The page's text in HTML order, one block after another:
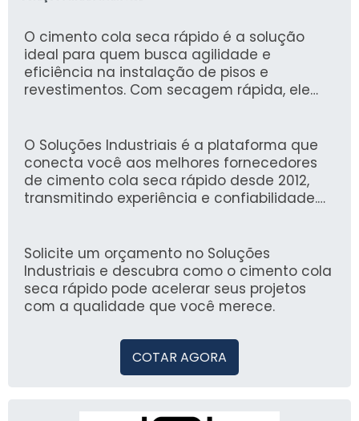
O cimento cola seca rápido é a solução
ideal para quem busca agilidade e
eficiência na instalação de pisos e
revestimentos. Com secagem rápida, ele
de espera.
O Soluções Industriais é a plataforma que
conecta você aos melhores fornecedores
de cimento cola seca rápido desde 2012,
transmitindo experiência e confiabilidade.
uma jornada de compras segura e
otimizada para suas necessidades
industriais.
Solicite um orçamento no Soluções
Industriais e descubra como o cimento cola
seca rápido pode acelerar seus projetos
com a qualidade que você merece.
COTAR AGORA